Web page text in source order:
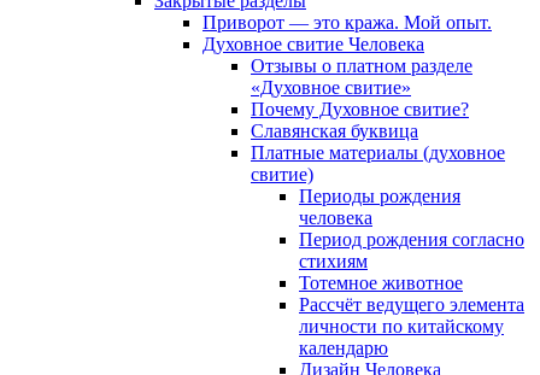
Приворот — это кража. Мой опыт.
Духовное свитие Человека
Отзывы о платном разделе
«Духовное свитие»
Почему Духовное свитие?
Славянская буквица
Платные материалы (духовное
свитие)
Периоды рождения
человека
Период рождения согласно
стихиям
Тотемное животное
Рассчёт ведущего элемента
личности по китайскому
календарю
Дизайн Человека